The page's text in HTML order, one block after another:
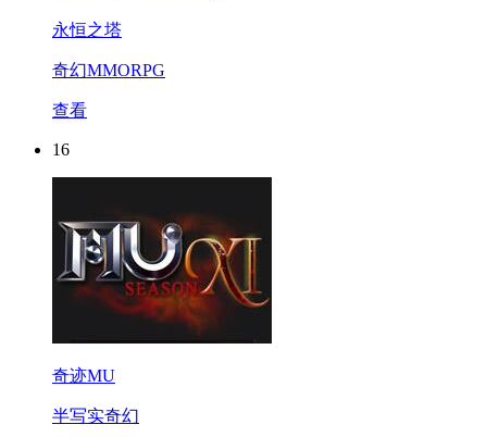
永恒之塔
奇幻MMORPG
查看
16
奇迹MU
半写实奇幻